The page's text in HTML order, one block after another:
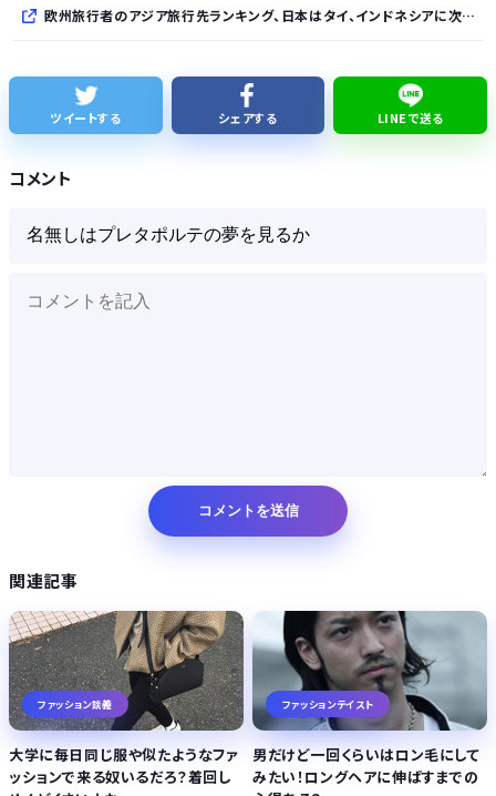
欧州旅行者のアジア旅行先ランキング、日本はタイ、インドネシアに次いで3位ランクイン アゴダ調べ
佐藤二朗、妻から33年目に初めて「ハグでもしてみっか」→「君と生きてきて、本当に良かったです」と感激
ツイートする シェアする LINEで送る
コメント
関連記事
ファッション談義
大学に毎日同じ服や似たようなファ
ッションで来る奴いるだろ？着回し
ファッションテイスト
男だけど一回くらいはロン毛にして
みたい！ロングヘアに伸ばすまでの